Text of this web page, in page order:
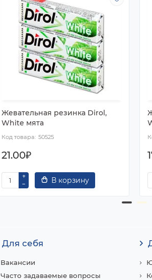
Жевательная резинка Dirol,
White мята
50525
21.00₽
В корзину
Для себя
Вакансии
Часто задаваемые вопросы